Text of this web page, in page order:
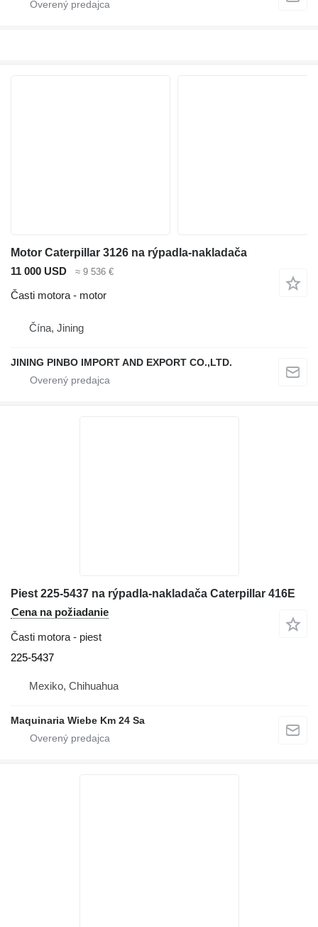
Motor Caterpillar 3126 na rýpadla-nakladača
11 000 USD
≈ 9 536 €
Časti motora - motor
Čína, Jining
JINING PINBO IMPORT AND EXPORT CO.,LTD.
Piest 225-5437 na rýpadla-nakladača Caterpillar 416E
Cena na požiadanie
Časti motora - piest
225-5437
Mexiko, Chihuahua
Maquinaria Wiebe Km 24 Sa